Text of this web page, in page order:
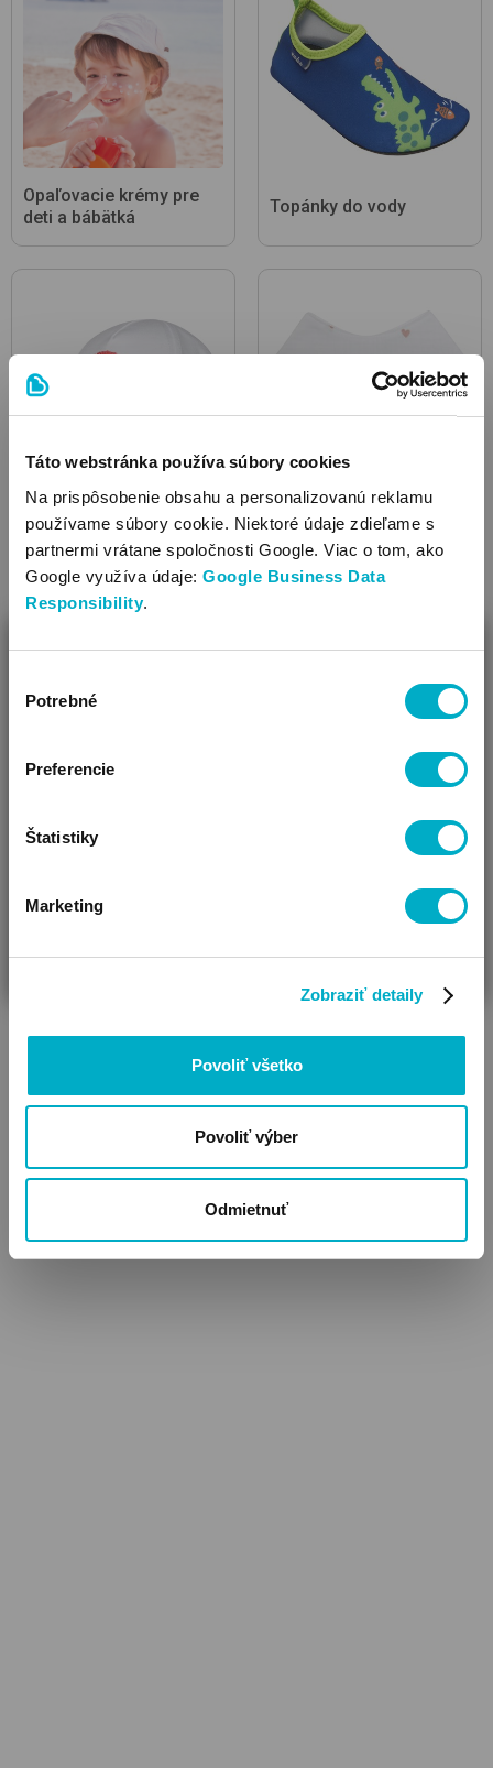
Táto webstránka používa súbory cookies
Na prispôsobenie obsahu a personalizovanú reklamu
používame súbory cookie. Niektoré údaje zdieľame s
partnermi vrátane spoločnosti Google. Viac o tom, ako
Google využíva údaje: Google Business Data
Responsibility.
súhlasu
Potrebné
Preferencie
Štatistiky
Marketing
Zobraziť detaily
Povoliť všetko
Povoliť výber
Odmietnuť
Opaľovacie krémy pre
deti a bábätká
Topánky do vody
Šiltovky Šatky, slintáčiky
Dojčenské a deské
oblečenie z organickej